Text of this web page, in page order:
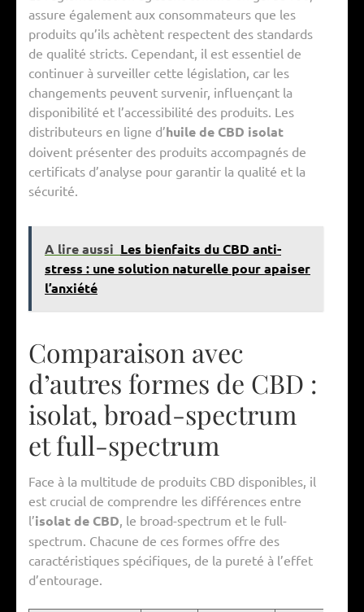
assure également aux consommateurs que les
produits qu’ils achètent respectent des standards
de qualité stricts. Cependant, il est essentiel de
continuer à surveiller cette législation, car les
changements peuvent survenir, influençant la
disponibilité et l’accessibilité des produits. Les
distributeurs en ligne d’huile de CBD isolat
doivent présenter des produits accompagnés de
certificats d’analyse pour garantir la qualité et la
sécurité.
A lire aussi Les bienfaits du CBD anti-
stress : une solution naturelle pour apaiser
l’anxiété
Comparaison avec
d’autres formes de CBD :
isolat, broad-spectrum
et full-spectrum
Face à la multitude de produits CBD disponibles, il
est crucial de comprendre les différences entre
l’isolat de CBD , le broad-spectrum et le full-
spectrum. Chacune de ces formes offre des
caractéristiques spécifiques, de la pureté à l’effet
d’entourage.